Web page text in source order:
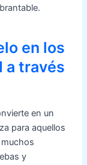
en los
a través
en un
para aquellos
y